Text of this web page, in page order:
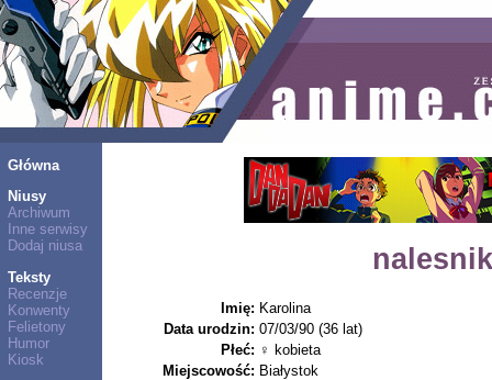
Główna
Niusy
Archiwum
Inne serwisy
Dodaj niusa
Teksty
Recenzje
Konwenty
Felietony
Humor
Kiosk
Imię: Karolina
Data urodzin: 07/03/90 (36 lat)
Płeć: ♀ kobieta
Miejscowość: Białystok